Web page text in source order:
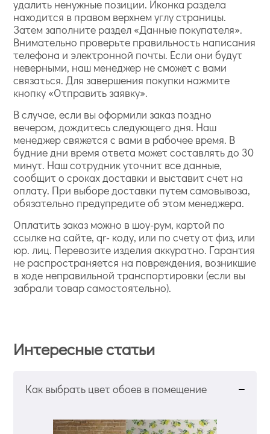
удалить ненужные позиции. Иконка раздела
находится в правом верхнем углу страницы.
Затем заполните раздел «Данные покупателя».
Внимательно проверьте правильность написания
телефона и электронной почты. Если они будут
неверными, наш менеджер не сможет с вами
связаться. Для завершения покупки нажмите
кнопку «Отправить заявку».
В случае, если вы оформили заказ поздно
вечером, дождитесь следующего дня. Наш
менеджер свяжется с вами в рабочее время. В
будние дни время ответа может составлять до 30
минут. Наш сотрудник уточнит все данные,
сообщит о сроках доставки и выставит счет на
оплату. При выборе доставки путем самовывоза,
обязательно предупредите об этом менеджера.
Оплатить заказ можно в шоу-рум, картой по
ссылке на сайте, qr- коду, или по счету от физ, или
юр. лиц. Перевозите изделия аккуратно. Гарантия
не распространяется на повреждения, возникшие
в ходе неправильной транспортировки (если вы
забрали товар самостоятельно).
Интересные статьи
Как выбрать цвет обоев в помещение